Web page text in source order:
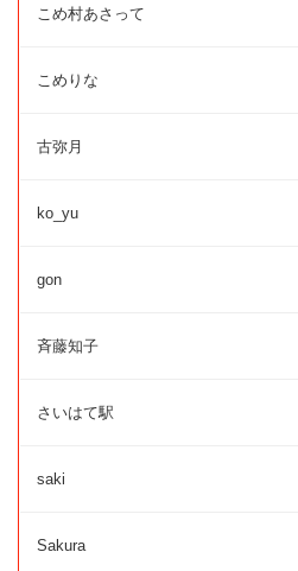
こめ村あさって
こめりな
古弥月
ko_yu
gon
斉藤知子
さいはて駅
saki
Sakura